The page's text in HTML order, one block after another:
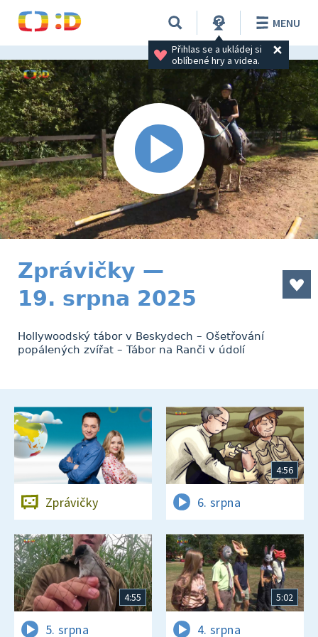
Přihlas se a ukládej si
oblíbené hry a videa.
MENU
Zprávičky —
19. srpna 2025
Hollywoodský tábor v Beskydech – Ošetřování
popálených zvířat – Tábor na Ranči v údolí
Zprávičky
4:56
6. srpna
4:55
5. srpna
5:02
4. srpna